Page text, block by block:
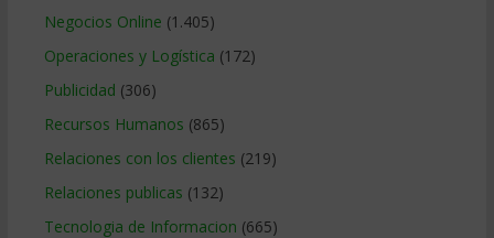
Negocios Online (1.405)
Operaciones y Logística (172)
Publicidad (306)
Recursos Humanos (865)
Relaciones con los clientes (219)
Relaciones publicas (132)
Tecnologia de Informacion (665)